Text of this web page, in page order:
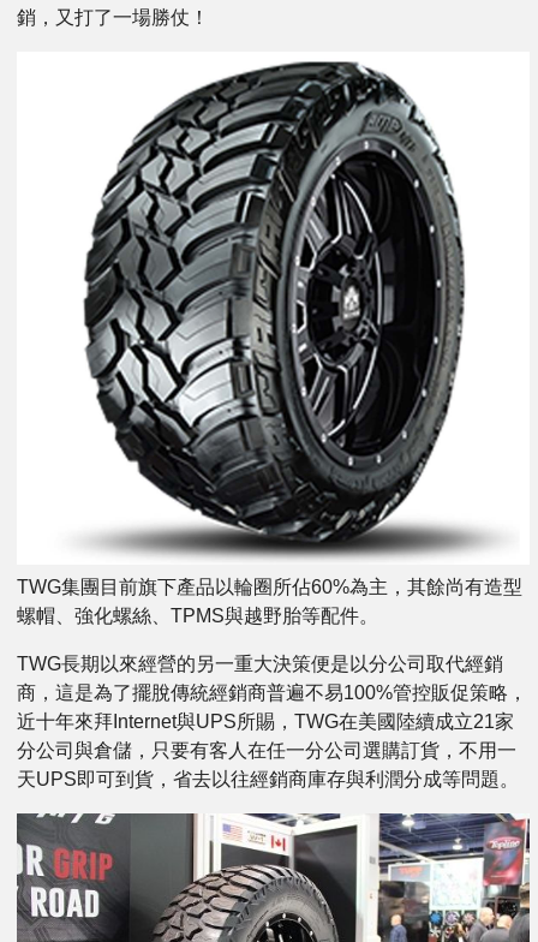
銷，又打了一場勝仗！
TWG集團目前旗下產品以輪圈所佔60%為主，其餘尚有造型
螺帽、強化螺絲、TPMS與越野胎等配件。
TWG長期以來經營的另一重大決策便是以分公司取代經銷
商，這是為了擺脫傳統經銷商普遍不易100%管控販促策略，
近十年來拜Internet與UPS所賜，TWG在美國陸續成立21家
分公司與倉儲，只要有客人在任一分公司選購訂貨，不用一
天UPS即可到貨，省去以往經銷商庫存與利潤分成等問題。